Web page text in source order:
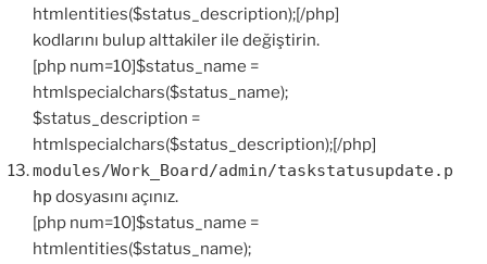
htmlentities($status_description);[/php]
kodlarını bulup alttakiler ile değiştirin.
[php num=10]$status_name =
htmlspecialchars($status_name);
$status_description =
htmlspecialchars($status_description);[/php]
modules/Work_Board/admin/taskstatusupdate.p
hp dosyasını açınız.
[php num=10]$status_name =
htmlentities($status_name);